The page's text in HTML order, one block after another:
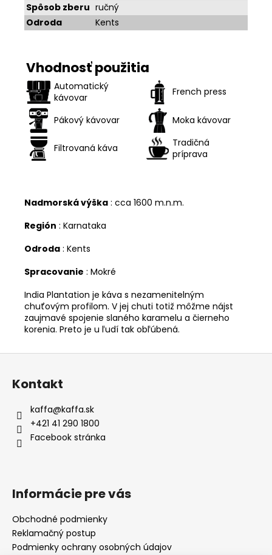
Spôsob zberu ručný
Odroda
Kents
Vhodnosť použitia
Automatický
kávovar
French press
Pákový kávovar Moka kávovar
Filtrovaná káva
Tradičná
príprava
Nadmorská výška : cca 1600 m.n.m.
Región : Karnataka
Odroda : Kents
Spracovanie : Mokré
India Plantation je káva s nezamenitelným
chuťovým profilom. V jej chuti totiž môžme nájst
zaujmavé spojenie slaného karamelu a čierneho
korenia. Preto je u ľudí tak obľúbená.
Z
Kontakt
kaffa@kaffa.sk
+421 41 290 1800
Facebook stránka
Informácie pre vás
Obchodné podmienky
Reklamačný postup
Podmienky ochrany osobných údajov